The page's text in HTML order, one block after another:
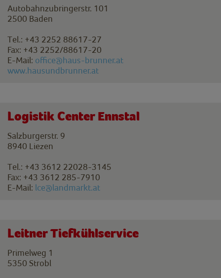
Autobahnzubringerstr. 101
2500 Baden
Tel.: +43 2252 88617-27
Fax: +43 2252/88617-20
E-Mail: office@haus-brunner.at
www.hausundbrunner.at
Logistik Center Ennstal
Salzburgerstr. 9
8940 Liezen
Tel.: +43 3612 22028-3145
Fax: +43 3612 285-7910
E-Mail: lce@landmarkt.at
Leitner Tiefkühlservice
Primelweg 1
5350 Strobl